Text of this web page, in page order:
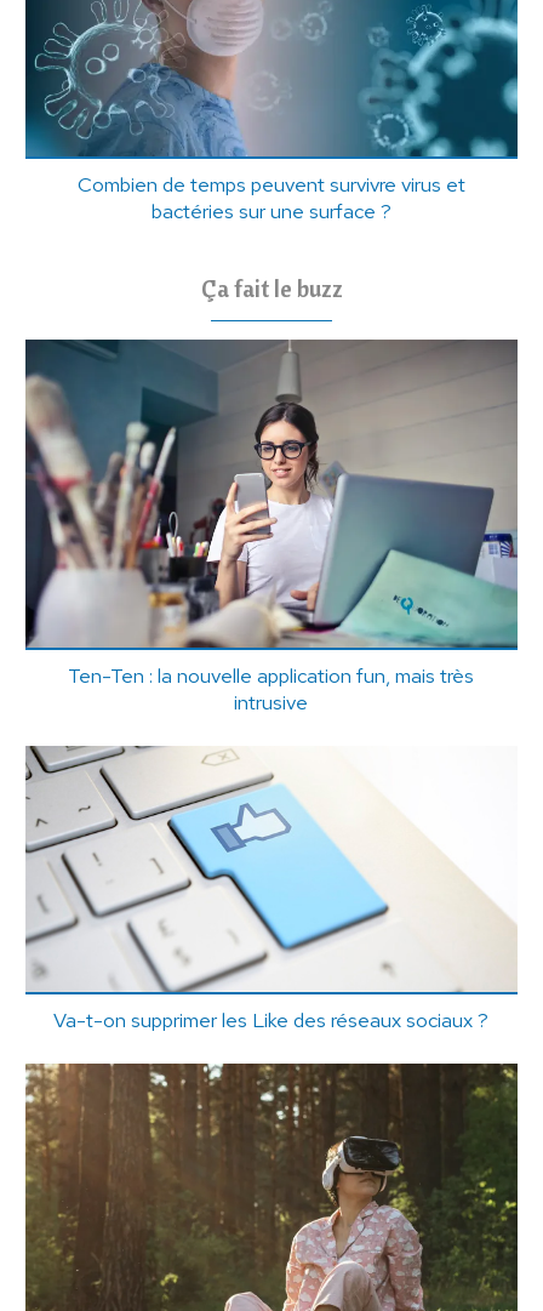
Combien de temps peuvent survivre virus et
bactéries sur une surface ?
Ça fait le buzz
Ten-Ten : la nouvelle application fun, mais très
intrusive
Va-t-on supprimer les Like des réseaux sociaux ?